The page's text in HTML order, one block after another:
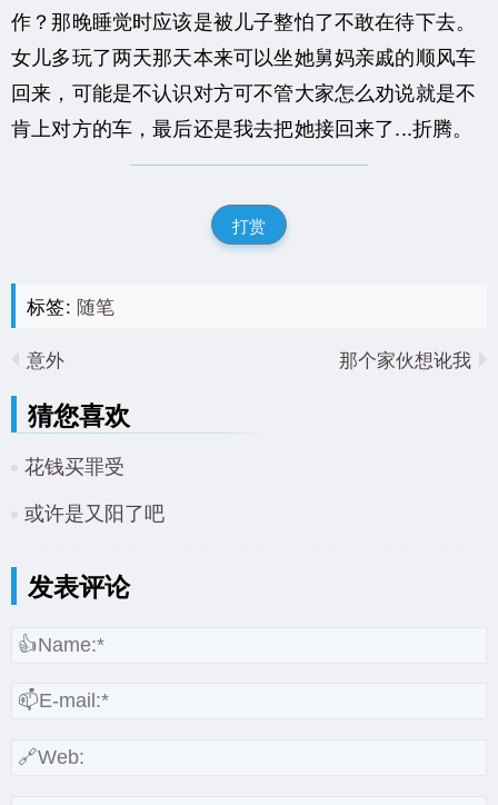
作？那晚睡觉时应该是被儿子整怕了不敢在待下去。
女儿多玩了两天那天本来可以坐她舅妈亲戚的顺风车
回来，可能是不认识对方可不管大家怎么劝说就是不
肯上对方的车，最后还是我去把她接回来了...折腾。
打赏
标签: 随笔
意外
那个家伙想讹我
猜您喜欢
花钱买罪受
或许是又阳了吧
发表评论